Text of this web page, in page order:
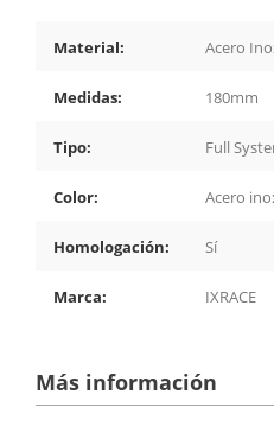
Material: Acero
Medidas: 180mm
Tipo: Full
Color: Acero
Homologación: Sí
Marca: IXRACE
Más información